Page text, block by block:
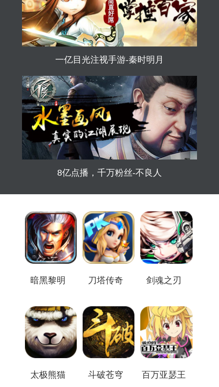
一亿目光注视手游-秦时明月
8亿点播，千万粉丝-不良人
暗黑黎明 刀塔传奇 剑魂之刃
太极熊猫 斗破苍穹 百万亚瑟王